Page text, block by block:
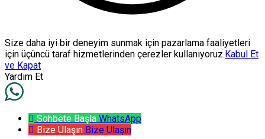
Size daha iyi bir deneyim sunmak için pazarlama faaliyetleri
için üçüncü taraf hizmetlerinden çerezler kullanıyoruz. Kabul Et
ve Kapat
Yardım Et
Sohbete Başla WhatsApp
Bize Ulaşın Bize Ulaşın